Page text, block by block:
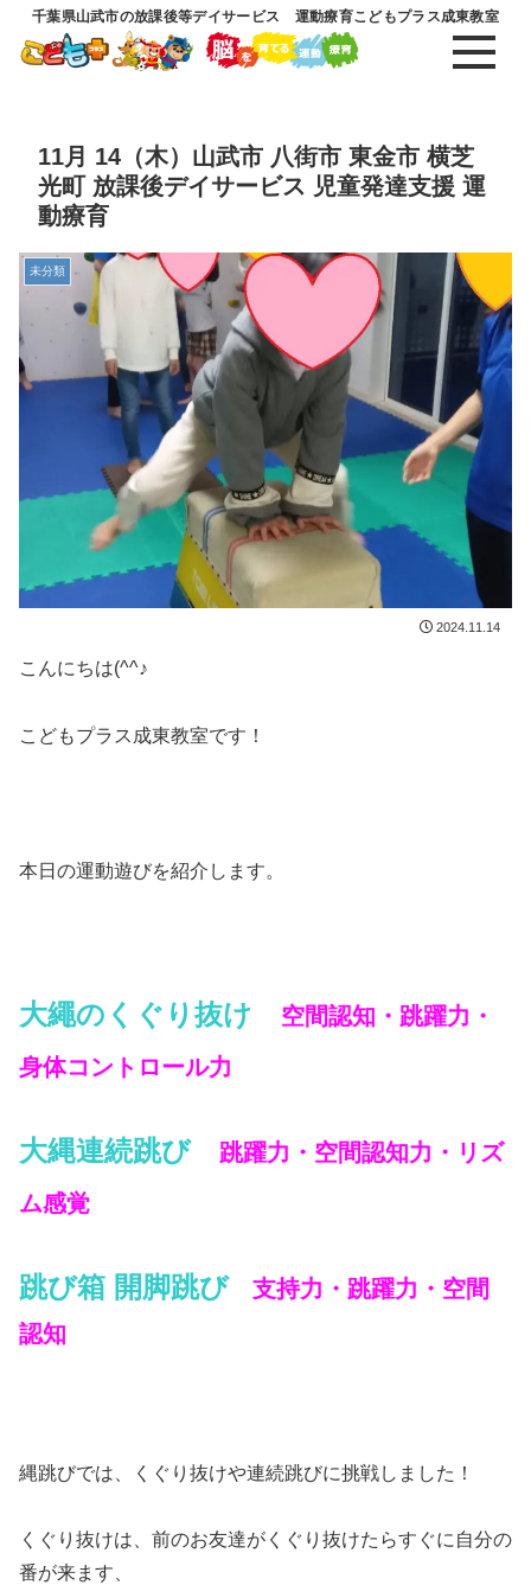
千葉県山武市の放課後等デイサービス 運動療育こどもプラス成東教室
11月 14（木）山武市 八街市 東金市 横芝
光町 放課後デイサービス 児童発達支援 運
動療育
未分類
2024.11.14
こんにちは(^^♪
こどもプラス成東教室です！
本日の運動遊びを紹介します。
大繩のくぐり抜け
空間認知・跳躍力・
身体コントロール力
大縄連続跳び
跳躍力・空間認知力・リズ
ム感覚
跳び箱 開脚跳び
支持力・跳躍力・空間
認知
縄跳びでは、くぐり抜けや連続跳びに挑戦しました！
くぐり抜けは、前のお友達がくぐり抜けたらすぐに自分の
番が来ます、